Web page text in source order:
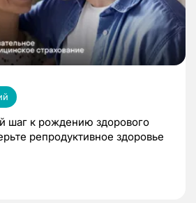
шаг к рождению здорового
репродуктивное здоровье